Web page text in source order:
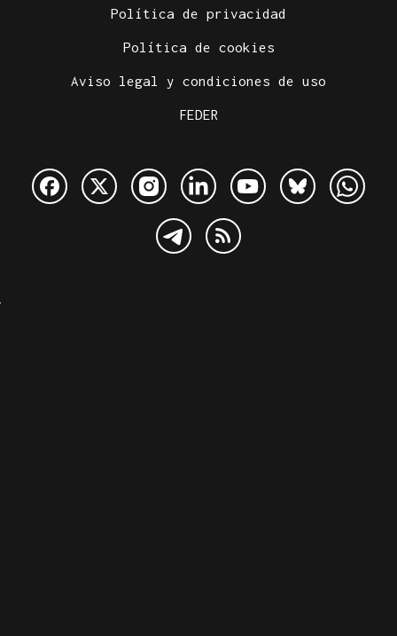
Política de privacidad
Política de cookies
Aviso legal y condiciones de uso
FEDER